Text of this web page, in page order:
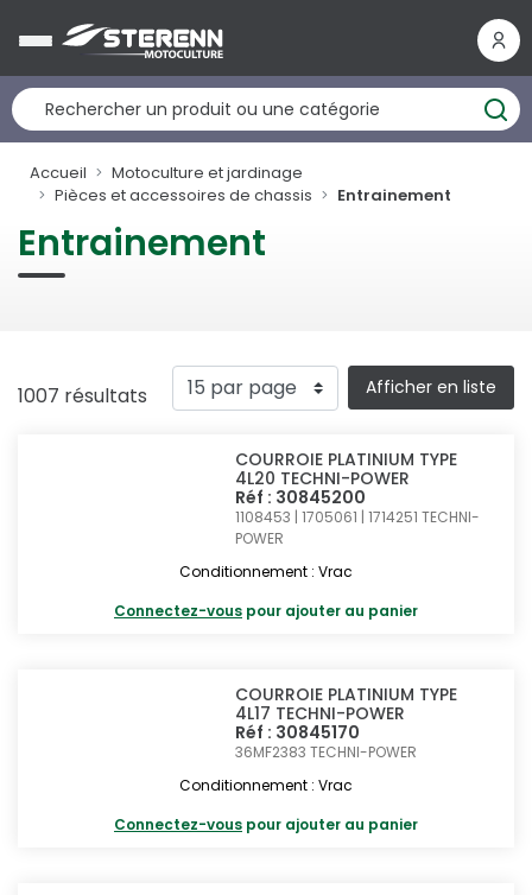
Accueil
Motoculture et jardinage
Pièces et accessoires de chassis
Entrainement
Entrainement
1007 résultats Afficher en liste
COURROIE PLATINIUM TYPE
4L20 TECHNI-POWER
Réf : 30845200
1108453 | 1705061 | 1714251TECHNI-
POWER
Conditionnement : Vrac
Connectez-vous pour ajouter au panier
COURROIE PLATINIUM TYPE
4L17 TECHNI-POWER
Réf : 30845170
36MF2383TECHNI-POWER
Conditionnement : Vrac
Connectez-vous pour ajouter au panier